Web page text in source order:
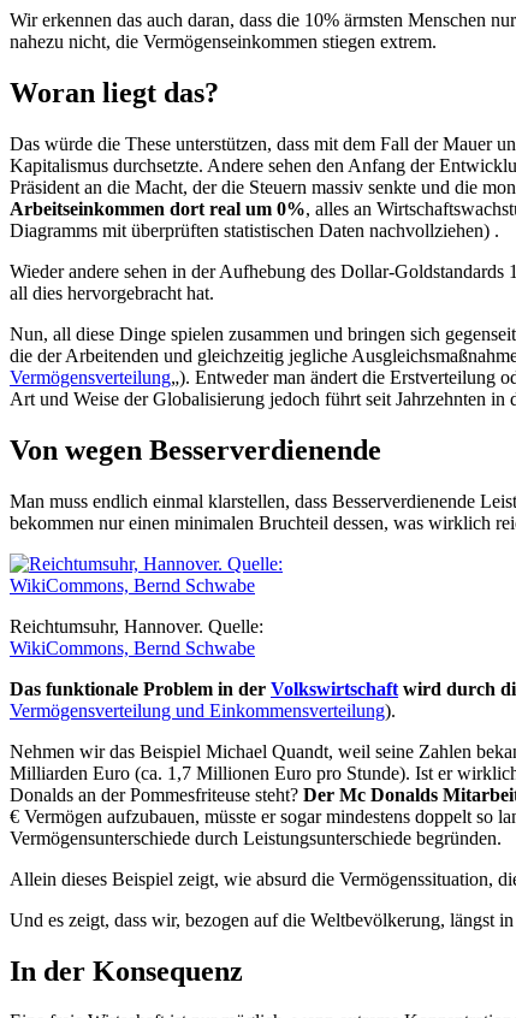
Wir erkennen das auch daran, dass die 10% ärmsten Menschen
nahezu nicht, die Vermögenseinkommen stiegen extrem.
Woran liegt das?
Das würde die These unterstützen, dass mit dem Fall der Mauer
Kapitalismus durchsetzte. Andere sehen den Anfang der
Präsident an die Macht, der die Steuern massiv senkte und die
Arbeitseinkommen dort real um 0%, alles an
Diagramms mit überprüften statistischen Daten nachvollziehen) .
Wieder andere sehen in der Aufhebung des Dollar-
all dies hervorgebracht hat.
Nun, all diese Dinge spielen zusammen und bringen sich
die der Arbeitenden und gleichzeitig jegliche
Vermögensverteilung„). Entweder man ändert die Erstverteilung
Art und Weise der Globalisierung jedoch führt seit Jahrzehnten
Von wegen Besserverdienende
Man muss endlich einmal klarstellen, dass Besserverdienende
bekommen nur einen minimalen Bruchteil dessen, was wirklich
Reichtumsuhr, Hannover. Quelle:
WikiCommons, Bernd Schwabe
Das funktionale Problem in der Volkswirtschaft wird durch
Vermögensverteilung und Einkommensverteilung).
Nehmen wir das Beispiel Michael Quandt, weil seine Zahlen
Milliarden Euro (ca. 1,7 Millionen Euro pro Stunde). Ist er
Donalds an der Pommesfriteuse steht? Der Mc Donalds
€ Vermögen aufzubauen, müsste er sogar mindestens doppelt so
Vermögensunterschiede durch Leistungsunterschiede begründen.
Allein dieses Beispiel zeigt, wie absurd die Vermögenssituation,
Und es zeigt, dass wir, bezogen auf die Weltbevölkerung, längst
In der Konsequenz